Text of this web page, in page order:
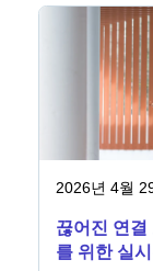
2026년 4월
끊어진 연결
를 위한 실